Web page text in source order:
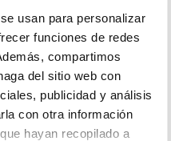
usan para personalizar
funciones de redes
compartimos
del sitio web con
publicidad y análisis
con otra información
hayan recopilado a